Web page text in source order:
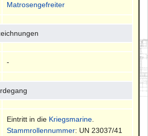
Matrosengefreiter
-
Eintritt in die Kriegsmarine
Stammrollennummer: UN 23037/41